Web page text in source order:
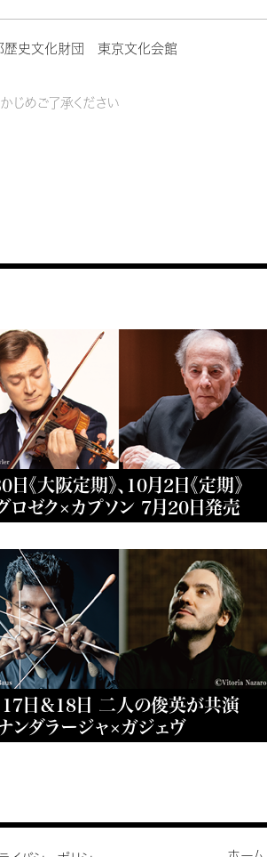
歴史文化財団 東京文化会館
じめご了承ください
日《大阪定期》、10月2日《定期》
ロゼク×カプソン 7月20日発売
17日＆18日 二人の俊英が共演
ンダラージャ×ガジェヴ